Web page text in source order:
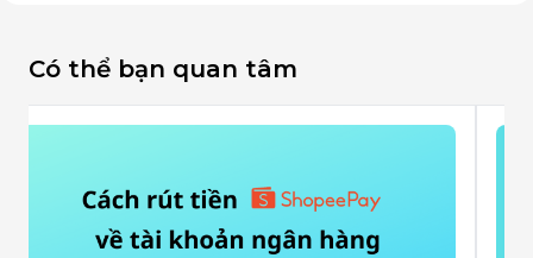
Có thể bạn quan tâm